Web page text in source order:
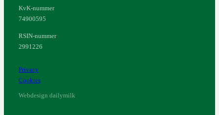
KvK-nummer
74900595
RSIN-nummer
2991226
Privacy
Cookies
Webdesign dailymilk